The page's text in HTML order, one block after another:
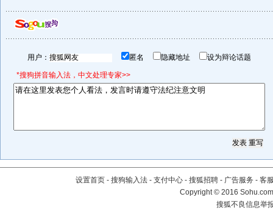
用户： 匿名 隐藏地址 设为辩论话题
*搜狗拼音输入法，中文处理专家>>
设置首页 - 搜狗输入法 - 支付中心 - 搜狐招聘 - 广告服务 - 客
Copyright©2016
搜狐不良信息举